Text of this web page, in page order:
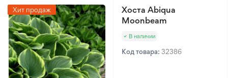
Хит продаж
Хоста Abiqua
Moonbeam
В наличии
Код товара: 32386